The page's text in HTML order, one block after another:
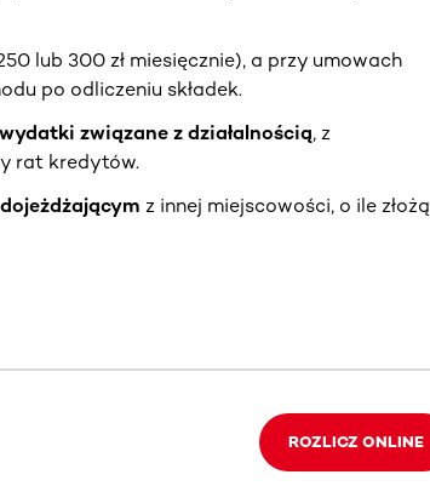
lub 300 zł miesięcznie), a przy umowach
po odliczeniu składek.
związane z działalnością, z
rat kredytów.
z innej miejscowości, o ile złożą
ROZLICZ ONLINE